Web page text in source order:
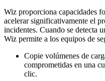
Wiz proporciona capacidades
acelerar significativamente el
incidentes. Cuando se detecta
Wiz permite a los equipos de
Copie volúmenes de
comprometidas en una
clic.